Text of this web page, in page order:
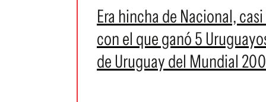
Era hincha de Nacional,
con el que ganó 5
de Uruguay del Mundial